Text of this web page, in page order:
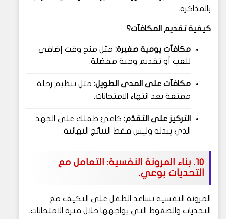
بالمذاكرة.
كيفية تقديم المكافآت؟
مكافآت يومية صغيرة: مثل منح وقت إضافي
للعب أو تقديم وجبة مفضلة.
مكافآت على المدى الطويل: مثل تنظيم رحلة
ممتعة بعد انتهاء الامتحانات.
التركيز على التقدّم: كافئ طفلك على الجهد
الذي يبذله وليس فقط النتائج النهائية.
10. بناء المرونة النفسية: التعامل مع
التحديات بوعي.
المرونة النفسية تساعد الطفل على التكيف مع
التحديات والضغوط التي يواجهها خلال فترة الامتحانات.